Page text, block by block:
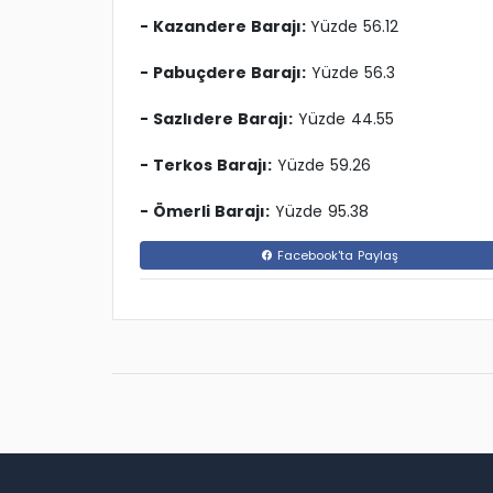
- Kazandere Barajı: Yüzde 56.12
- Pabuçdere Barajı: Yüzde 56.3
- Sazlıdere Barajı: Yüzde 44.55
- Terkos Barajı: Yüzde 59.26
- Ömerli Barajı: Yüzde 95.38
Facebook'ta Paylaş